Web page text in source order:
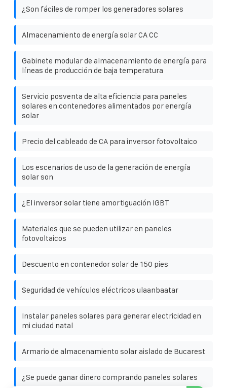
¿Son fáciles de romper los generadores solares
Almacenamiento de energía solar CA CC
Gabinete modular de almacenamiento de energía para
líneas de producción de baja temperatura
Servicio posventa de alta eficiencia para paneles
solares en contenedores alimentados por energía
solar
Precio del cableado de CA para inversor fotovoltaico
Los escenarios de uso de la generación de energía
solar son
¿El inversor solar tiene amortiguación IGBT
Materiales que se pueden utilizar en paneles
fotovoltaicos
Descuento en contenedor solar de 150 pies
Seguridad de vehículos eléctricos ulaanbaatar
Instalar paneles solares para generar electricidad en
mi ciudad natal
Armario de almacenamiento solar aislado de Bucarest
¿Se puede ganar dinero comprando paneles solares